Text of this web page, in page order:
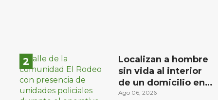
Localizan a hombre
sin vida al interior
de un domicilio en
la comunidad El
Ago 06, 2026